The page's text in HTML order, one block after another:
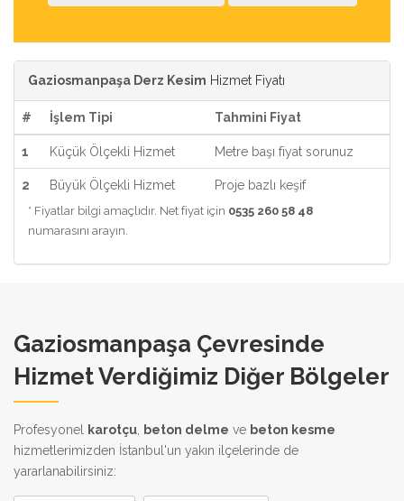
Gaziosmanpaşa Derz Kesim Hizmet Fiyatı
# İşlem Tipi Tahmini Fiyat
1 Küçük Ölçekli Hizmet Metre başı fiyat sorunuz
2 Büyük Ölçekli Hizmet Proje bazlı keşif
* Fiyatlar bilgi amaçlıdır. Net fiyat için 0535 260 58 48
numarasını arayın.
Gaziosmanpaşa Çevresinde
Hizmet Verdiğimiz Diğer Bölgeler
Profesyonel karotçu beton delme ve beton kesme
hizmetlerimizden İstanbul'un yakın ilçelerinde de
yararlanabilirsiniz: